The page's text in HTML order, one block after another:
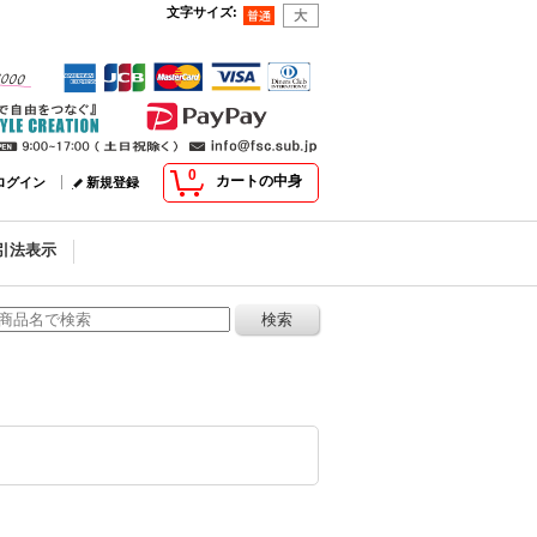
文字サイズ:
0 カートの中身
グイン 新規登録
法表示